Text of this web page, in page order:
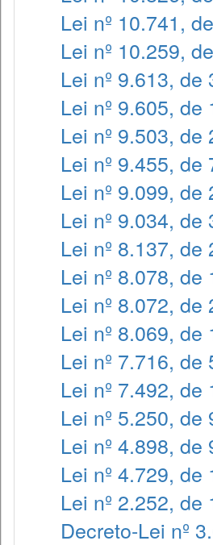
Lei nº 10.741,
Lei nº 10.259,
Lei nº 9.613,
Lei nº 9.605,
Lei nº 9.503,
Lei nº 9.455,
Lei nº 9.099,
Lei nº 9.034,
Lei nº 8.137,
Lei nº 8.078,
Lei nº 8.072,
Lei nº 8.069,
Lei nº 7.716,
Lei nº 7.492,
Lei nº 5.250,
Lei nº 4.898,
Lei nº 4.729,
Lei nº 2.252, de
Decreto-Lei nº